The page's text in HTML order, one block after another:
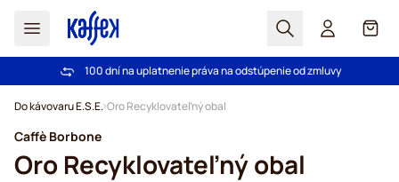
Hľadať Košík
Pri objednávke nad 49,00 € doprava zdarma
100 dní na uplatnenie práva na odstúpenie od zmluvy
Do kávovaru E.S.E. Oro Recyklovateľný obal
Caffè Borbone
Oro Recyklovateľný obal